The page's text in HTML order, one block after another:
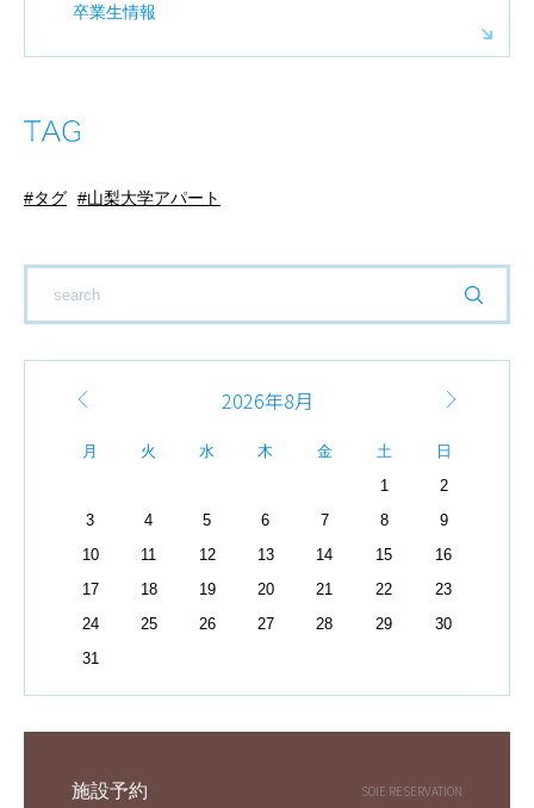
卒業生情報
タグ 山梨大学アパート
2026年8月
月 火 水 木 金 土
日
1
2
3
4 5 6 7 8
9
10
11 12 13 14 15
16
17
18 19 20 21 22
23
24
25 26 27 28 29
30
31
施設予約